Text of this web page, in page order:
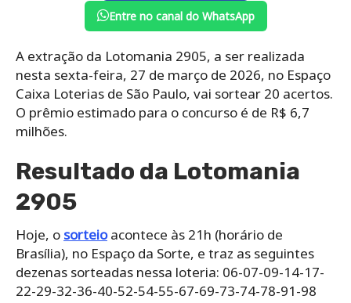
Entre no canal do WhatsApp
A extração da Lotomania 2905, a ser realizada
nesta sexta-feira, 27 de março de 2026, no Espaço
Caixa Loterias de São Paulo, vai sortear 20 acertos.
O prêmio estimado para o concurso é de R$ 6,7
milhões.
Resultado da Lotomania
2905
Hoje, o sorteioacontece às 21h (horário de
Brasília), no Espaço da Sorte, e traz as seguintes
dezenas sorteadas nessa loteria: 06-07-09-14-17-
22-29-32-36-40-52-54-55-67-69-73-74-78-91-98